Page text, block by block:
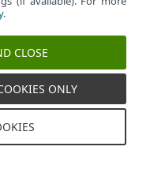
南
- 保留所有权利。
.
CLOSE
ONLY